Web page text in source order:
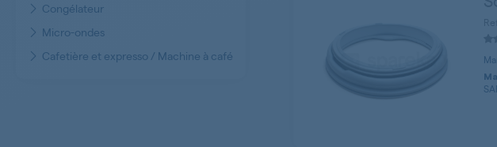
Congélateur
Micro-ondes
Cafetière et expresso / Machine à café